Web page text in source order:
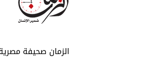
الزمان صحيفة